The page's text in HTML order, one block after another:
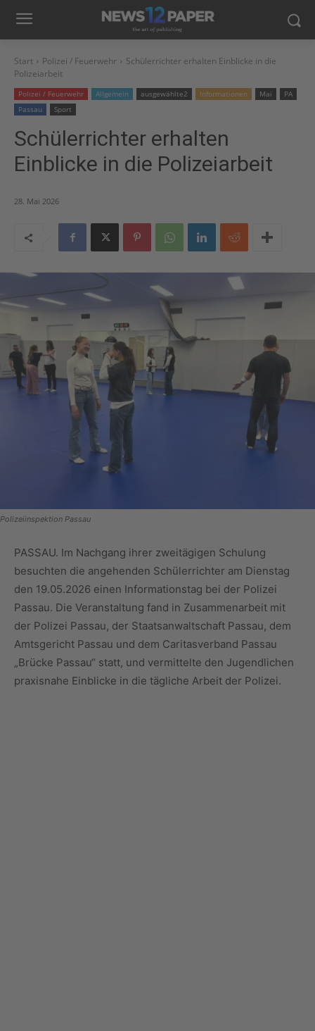
Start Polizei / Feuerwehr
Schülerrichter erhalten Einblicke in die
Polizeiarbeit
Polizei / Feuerwehr Allgemein ausgewählte2 Informationen Mai
PA
Passau
Sport
Schülerrichter erhalten
Einblicke in die Polizeiarbeit
28. Mai 2026
Polizeiinspektion Passau
PASSAU. Im Nachgang ihrer zweitägigen Schulung
besuchten die angehenden Schülerrichter am Dienstag
den 19.05.2026 einen Informationstag bei der Polizei
Passau. Die Veranstaltung fand in Zusammenarbeit mit
der Polizei Passau, der Staatsanwaltschaft Passau, dem
Amtsgericht Passau und dem Caritasverband Passau
„Brücke Passau“ statt, und vermittelte den Jugendlichen
praxisnahe Einblicke in die tägliche Arbeit der Polizei.